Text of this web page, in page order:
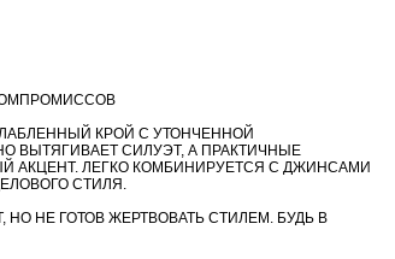
КРОЙ С УТОНЧЕННОЙ
ВЫТЯГИВАЕТ СИЛУЭТ, А ПРАКТИЧНЫЕ
АКЦЕНТ. ЛЕГКО КОМБИНИРУЕТСЯ С ДЖИНСАМИ
СТИЛЯ.
НЕ ГОТОВ ЖЕРТВОВАТЬ СТИЛЕМ. БУДЬ В